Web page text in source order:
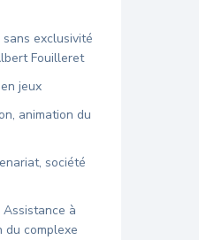
exclusivité
Fouilleret
jeux
animation du
société
Assistance à
du complexe